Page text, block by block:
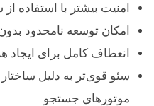
امنیت بیشتر با استفاده
امکان توسعه نامحدود بدون
انعطاف کامل برای ایجاد
سئو قوی‌تر به دلیل ساختار
موتورهای جستجو